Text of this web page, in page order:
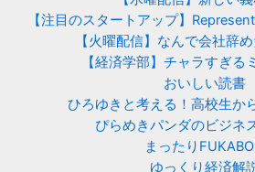
【注目のスタートアップ】
【火曜配信】なんで会社辞
【経済学部】チャラすぎる
おいしい読書
ひろゆきと考える！高校生か
ぴらめきパンダのビジネ
まったり
ゆっくり経済解